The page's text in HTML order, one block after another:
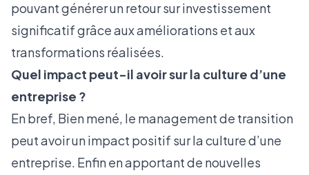
pouvant générer un retour sur investissement
significatif grâce aux améliorations et aux
transformations réalisées.
Quel impact peut-il avoir sur la culture d’une
entreprise ?
En bref, Bien mené, le management de transition
peut avoir un impact positif sur la culture d’une
entreprise. Enfin en apportant de nouvelles